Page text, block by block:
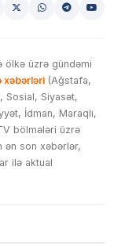
ölkə üzrə gündəmi
xəbərləri (Ağstafa,
Sosial, Siyasət,
İdman, Maraqlı,
bölmələri üzrə
ən son xəbərlər,
ilə aktual